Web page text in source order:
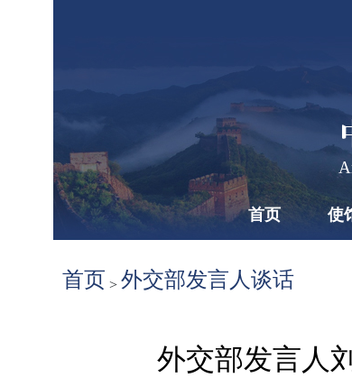
首页 使
首页 > 外交部发言人谈话
外交部发言人